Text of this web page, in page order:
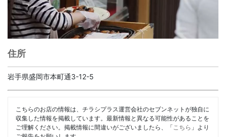
住所
岩手県盛岡市本町通3-12-5
こちらのお店の情報は、チラシプラス運営会社のセブンネットが独自に
収集した情報を掲載しています。最新情報と異なる可能性があることを
ご理解ください。掲載情報に間違いがございましたら、「 こちら 」より